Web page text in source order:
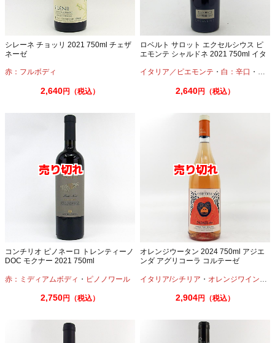
シレーネ チョッリ 2021 750ml チェザ
ネーゼ
赤：フルボディ
2,640円（税込）
ロベルト サロット エクセルシウス ピ
エモンテ シャルドネ 2021 750ml イタ
イタリア／ピエモンテ ・ 白：辛口 ・ シャ
2,640円（税込）
コンチリオ ピノネーロ トレンティーノ
DOC モクナー 2021 750ml
赤：ミディアムボディ ・ ピノノワール
2,750円（税込）
オレンジウータン 2024 750ml アジエ
ンダ アグリコーラ コルテーゼ
イタリア/シチリア ・ オレンジワイン：辛口
2,904円（税込）